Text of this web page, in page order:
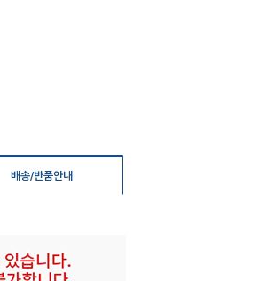
배송/반품안내